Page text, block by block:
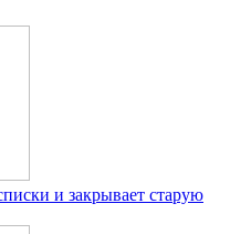
и закрывает старую